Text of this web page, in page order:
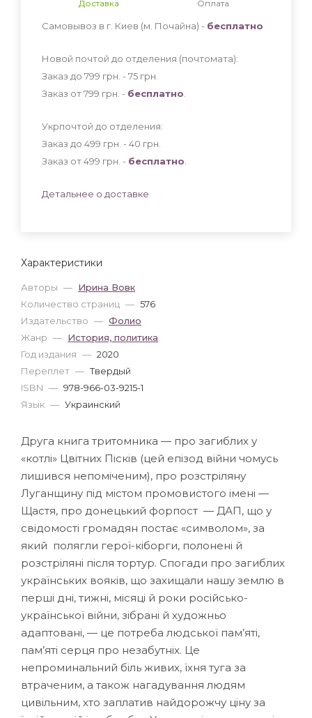
Характеристики
Авторы — Ирина Вовк
Количество страниц — 576
Издательство — Фолио
Жанр — История, политика
Год издания — 2020
Переплет — Твердый
ISBN — 978-966-03-9215-1
Язык — Украинский
Доставка
Оплата
Самовывоз в г. Киев (м. Почайна) - бесплатно
Новой почтой до отделения (почтомата):
Заказ до 799 грн. - 75 грн
Заказ от 799 грн. - бесплатно
Укрпочтой до отделения:
Заказ до 499 грн. - 40 грн
Заказ от 499 грн. - бесплатно
Детальнее о доставке
Друга книга тритомника — про загиблих у
«котлі» Цвітних Пісків (цей епізод війни чомусь
лишився непоміченим), про розстріляну
Луганщину під містом промовистого імені —
Щастя, про донецький форпост — ДАП, що у
свідомості громадян постає «символом», за
який полягли герої-кіборги, полонені й
розстріляні після тортур. Спогади про загиблих
українських вояків, що захищали нашу землю в
перші дні, тижні, місяці й роки російсько-
української війни, зібрані й художньо
адаптовані, — це потреба людської пам’яті,
пам’яті серця про незабутніх. Це
непроминальний біль живих, їхня туга за
втраченим, а також нагадування людям
цивільним, хто заплатив найдорожчу ціну за